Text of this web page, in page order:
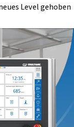
Level gehoben